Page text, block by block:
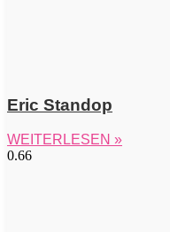
Eric Standop
WEITERLESEN »